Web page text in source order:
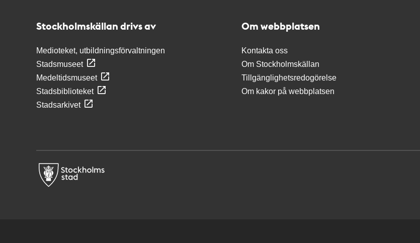
Stockholmskällan drivs av
Medioteket, utbildningsförvaltningen
Stadsmuseet
Medeltidsmuseet
Stadsbiblioteket
Stadsarkivet
Om webbplatsen
Kontakta oss
Om Stockholmskällan
Tillgänglighetsredogörelse
Om kakor på webbplatsen